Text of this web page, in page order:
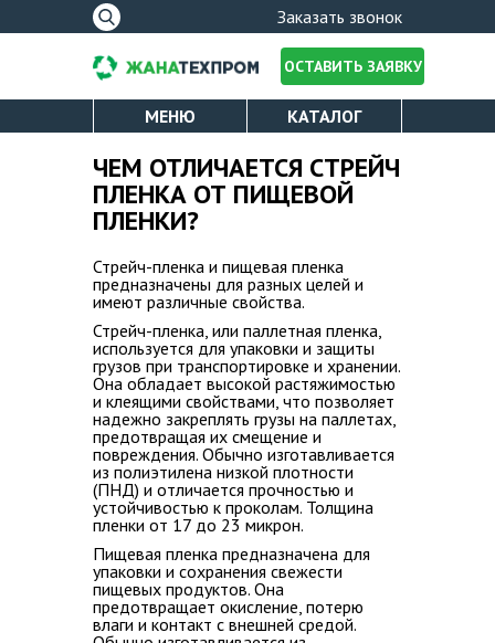
Форма
поиска
Заказать звонок
О КОМПАНИИ
ОПЛАТА И ДОСТАВКА
КАТАЛОГ
УСЛУГИ
НОВОСТИ
ПРОИЗВОДСТВО
ВОПРОС-ОТВЕТ
КОНТАКТЫ
ОСТАВИТЬ ЗАЯВКУ
МЕНЮ КАТАЛОГ
ПОЛИЭТИЛЕНОВАЯ ПЛЕНКА
СТРЕЙЧ ПЛЕНКА
ПАКЕТЫ ДЛЯ МУСОРА
ЧЕМ ОТЛИЧАЕТСЯ СТРЕЙЧ
ПЛЕНКА ОТ ПИЩЕВОЙ
ПЛЕНКИ?
Стрейч-пленка и пищевая пленка
предназначены для разных целей и
имеют различные свойства.
Стрейч-пленка, или паллетная пленка,
используется для упаковки и защиты
грузов при транспортировке и хранении.
Она обладает высокой растяжимостью
и клеящими свойствами, что позволяет
надежно закреплять грузы на паллетах,
предотвращая их смещение и
повреждения. Обычно изготавливается
из полиэтилена низкой плотности
(ПНД) и отличается прочностью и
устойчивостью к проколам. Толщина
пленки от 17 до 23 микрон.
Пищевая пленка предназначена для
упаковки и сохранения свежести
пищевых продуктов. Она
предотвращает окисление, потерю
влаги и контакт с внешней средой.